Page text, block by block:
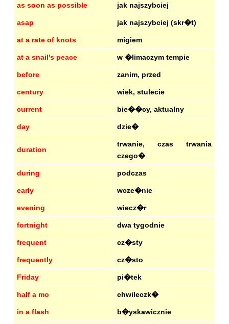
as soon as possible jak najszybciej
asap jak najszybciej (skr�t)
at a rate of knots migiem
at a snail's peace w �limaczym tempie
before zanim, przed
century wiek, stulecie
current bie��cy, aktualny
day dzie�
duration
trwanie, czas trwania
czego�
during podczas
early wcze�nie
evening wiecz�r
fortnight dwa tygodnie
frequent cz�sty
frequently cz�sto
Friday pi�tek
half a mo chwileczk�
in a flash b�yskawicznie